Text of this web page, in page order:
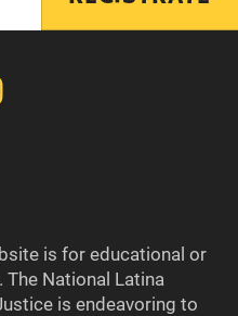
is for educational or
National Latina
is endeavoring to